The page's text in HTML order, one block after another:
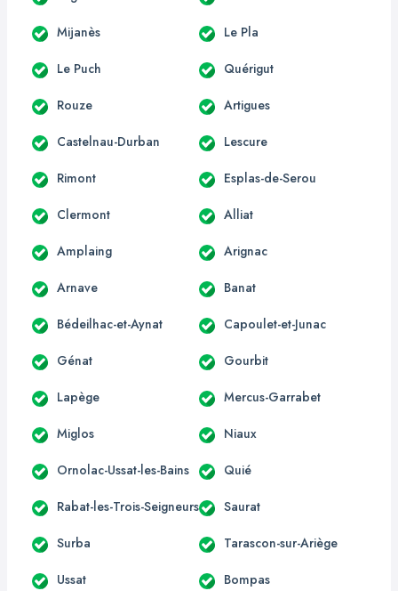
Mijanès Le Pla
Le Puch Quérigut
Rouze Artigues
Castelnau-Durban Lescure
Rimont Esplas-de-Serou
Clermont Alliat
Amplaing Arignac
Arnave Banat
Bédeilhac-et-Aynat Capoulet-et-Junac
Génat Gourbit
Lapège Mercus-Garrabet
Miglos Niaux
Ornolac-Ussat-les-Bains Quié
Rabat-les-Trois-Seigneurs Saurat
Surba Tarascon-sur-Ariège
Ussat Bompas